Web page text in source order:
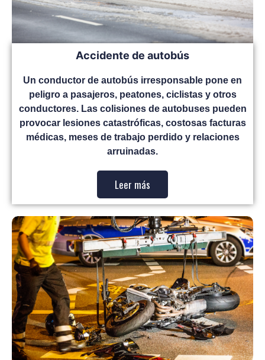
Accidente de autobús
Un conductor de autobús irresponsable pone en
peligro a pasajeros, peatones, ciclistas y otros
conductores. Las colisiones de autobuses pueden
provocar lesiones catastróficas, costosas facturas
médicas, meses de trabajo perdido y relaciones
arruinadas.
Leer más